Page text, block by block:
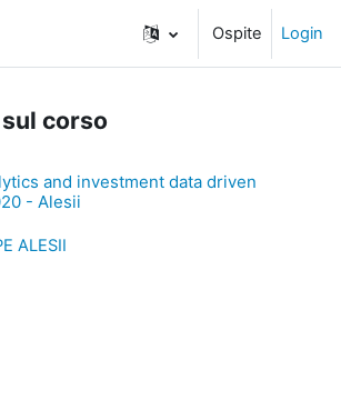
Ospite Login
corso
and investment data driven
- Alesii
ALESII